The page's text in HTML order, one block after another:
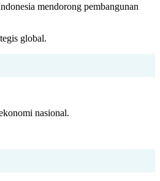
mendorong pembangunan
global.
nasional.